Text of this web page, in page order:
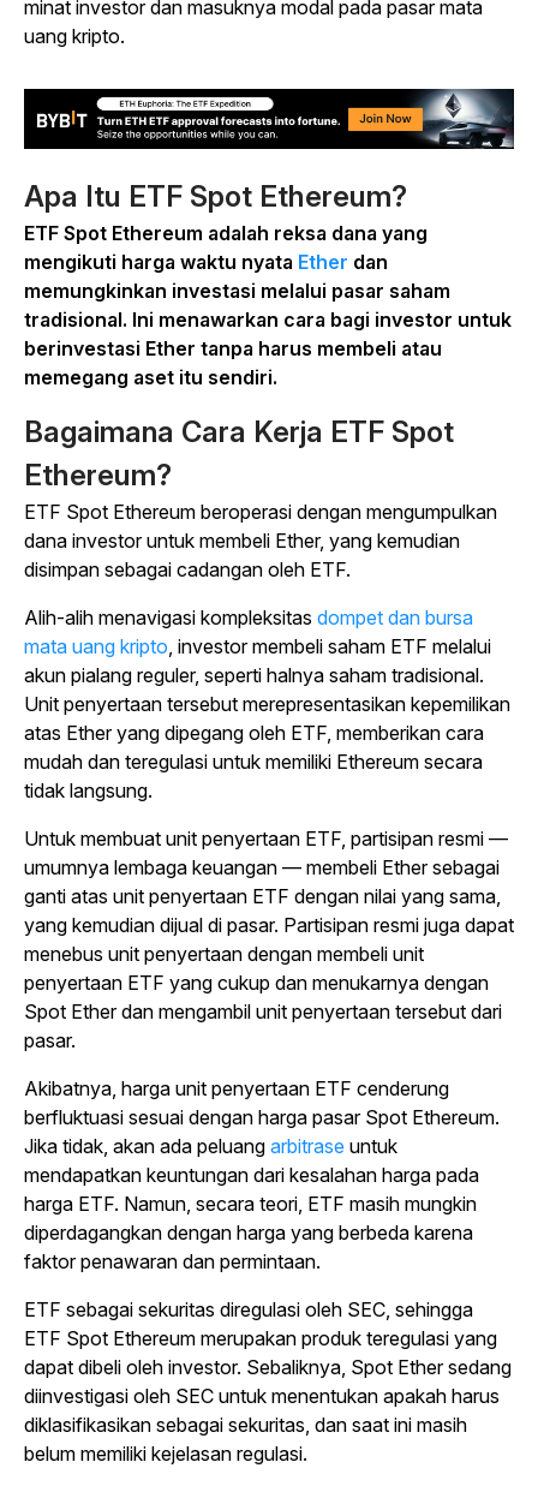
minat investor dan masuknya modal pada pasar mata
uang kripto.
Apa Itu ETF Spot Ethereum?
ETF Spot Ethereum adalah reksa dana yang
mengikuti harga waktu nyata Ether dan
memungkinkan investasi melalui pasar saham
tradisional. Ini menawarkan cara bagi investor untuk
berinvestasi Ether tanpa harus membeli atau
memegang aset itu sendiri.
Bagaimana Cara Kerja ETF Spot
Ethereum?
ETF Spot Ethereum beroperasi dengan mengumpulkan
dana investor untuk membeli Ether, yang kemudian
disimpan sebagai cadangan oleh ETF.
Alih-alih menavigasi kompleksitas dompet dan bursa
mata uang kripto, investor membeli saham ETF melalui
akun pialang reguler, seperti halnya saham tradisional.
Unit penyertaan tersebut merepresentasikan kepemilikan
atas Ether yang dipegang oleh ETF, memberikan cara
mudah dan teregulasi untuk memiliki Ethereum secara
tidak langsung.
Untuk membuat unit penyertaan ETF, partisipan resmi —
umumnya lembaga keuangan — membeli Ether sebagai
ganti atas unit penyertaan ETF dengan nilai yang sama,
yang kemudian dijual di pasar. Partisipan resmi juga dapat
menebus unit penyertaan dengan membeli unit
penyertaan ETF yang cukup dan menukarnya dengan
Spot Ether dan mengambil unit penyertaan tersebut dari
pasar.
Akibatnya, harga unit penyertaan ETF cenderung
berfluktuasi sesuai dengan harga pasar Spot Ethereum.
Jika tidak, akan ada peluang arbitrase untuk
mendapatkan keuntungan dari kesalahan harga pada
harga ETF. Namun, secara teori, ETF masih mungkin
diperdagangkan dengan harga yang berbeda karena
faktor penawaran dan permintaan.
ETF sebagai sekuritas diregulasi oleh SEC, sehingga
ETF Spot Ethereum merupakan produk teregulasi yang
dapat dibeli oleh investor. Sebaliknya, Spot Ether sedang
diinvestigasi oleh SEC untuk menentukan apakah harus
diklasifikasikan sebagai sekuritas, dan saat ini masih
belum memiliki kejelasan regulasi.